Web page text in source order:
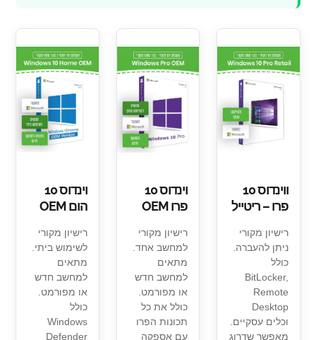
ווינדוס 10
פרו – ריטייל
רישיון מקורי
ניתן להעברה.
כולל
BitLocker,
Remote
Desktop
וכלים עסקיים.
מאפשר שדרוג
וינדוס 10
פרו OEM
רישיון מקורי
למחשב אחד.
מתאים
למחשב חדש
או מפורמט.
כולל את כל
תכונות הפרו
עם אספקה
וינדוס 10
הום OEM
רישיון מקורי
לשימוש ביתי.
מתאים
למחשב חדש
או מפורמט.
כולל
Windows
Defender